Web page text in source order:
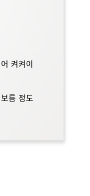
켜켜이
름 정도